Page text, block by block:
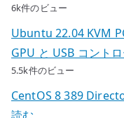
6k件のビュー
Ubuntu 22.04 KVM
GPU と USB コント
5.5k件のビュー
CentOS 8 389